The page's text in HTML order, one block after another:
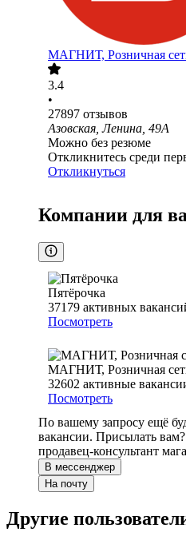
МАГНИТ, Розничная
3.4
•
27897 отзывов
Азовская, Ленина, 49А
Можно без резюме
Откликнитесь среди
Откликнуться
Компании для
Пятёрочка
37179 активных
Посмотреть
МАГНИТ, Розничная
32602 активные
Посмотреть
По вашему запросу ещё
вакансии. Присылать вам?
продавец-консультант
В мессенджер
На почту
Другие